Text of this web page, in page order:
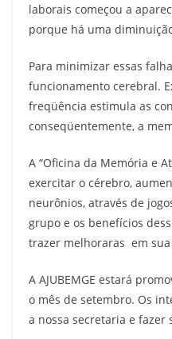
laborais começou a
porque há uma
Para minimizar essas
funcionamento cerebral.
freqüência estimula as
conseqüentemente, a
A “Oficina da Memória e
exercitar o cérebro,
neurônios, através de
grupo e os benefícios
trazer melhoraras em sua
A AJUBEMGE estará
o mês de setembro. Os
a nossa secretaria e fazer